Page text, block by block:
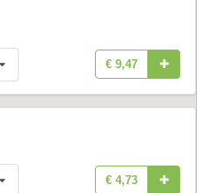
€ 9,47
€ 4,73